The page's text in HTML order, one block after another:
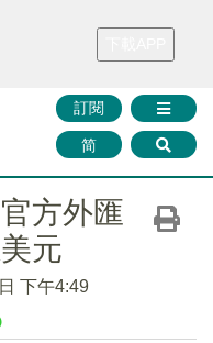
財華證券 媒體矩陣
訂閱
简
方外匯
元
下午4:49